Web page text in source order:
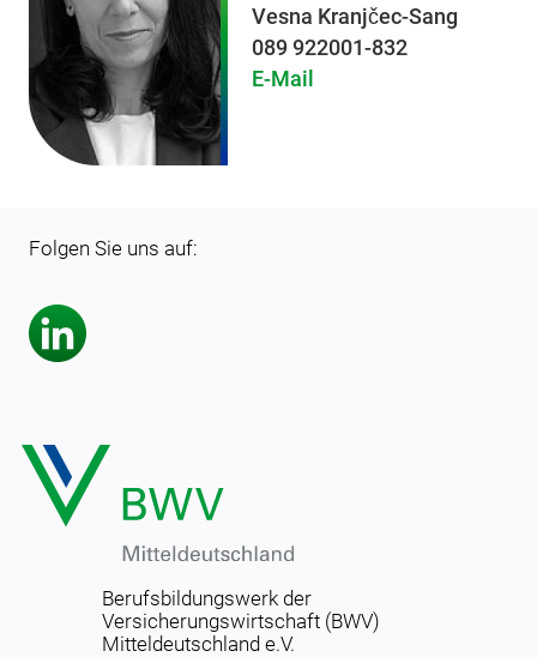
Vesna Kranjčec-Sang
089 922001-832
E-Mail
Folgen Sie uns auf:
Berufsbildungswerk der
Versicherungswirtschaft (BWV)
Mitteldeutschland e.V.